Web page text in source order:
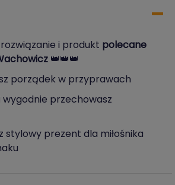
i produkt polecane
👑👑👑
porządek w przyprawach
wygodnie przechowasz
stylowy prezent dla miłośnika